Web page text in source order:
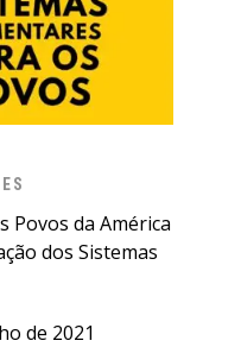
Povos da América
dos Sistemas
de 2021